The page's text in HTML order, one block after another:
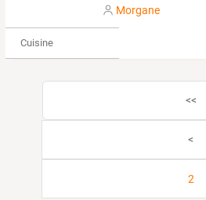
Morgane
Cuisine
<<
<
2